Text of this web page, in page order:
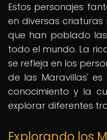
Estos personajes
en diversas
que han poblado
todo el mundo. La
se refleja en los
de las Maravillas'
conocimiento y la
explorar diferentes